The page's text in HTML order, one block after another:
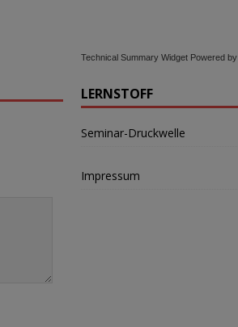
Technical Summary Widget Powered by
LERNSTOFF
Seminar-Druckwelle
Impressum